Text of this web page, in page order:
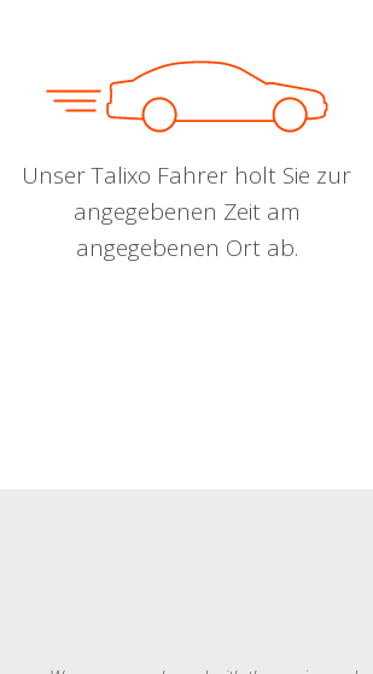
Unser Talixo Fahrer holt Sie zur
angegebenen Zeit am
angegebenen Ort ab.